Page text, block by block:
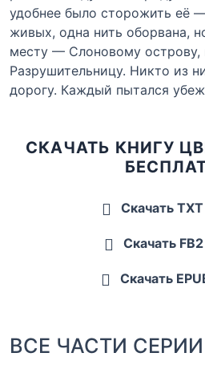
удобнее было сторожить её
живых, одна нить оборвана,
месту — Слоновому
Разрушительницу. Никто из
дорогу. Каждый пытался
СКАЧАТЬ КНИГУ
Скачать TXT
Скачать FB2
Скачать
ВСЕ ЧАСТИ СЕРИИ